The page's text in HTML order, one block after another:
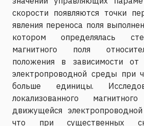
скорости появляются точки
явления переноса поля
котором определялась
магнитного поля
положения в зависимости от
электропроводной среды при
больше единицы.
локализованного
движущейся
что при существенных